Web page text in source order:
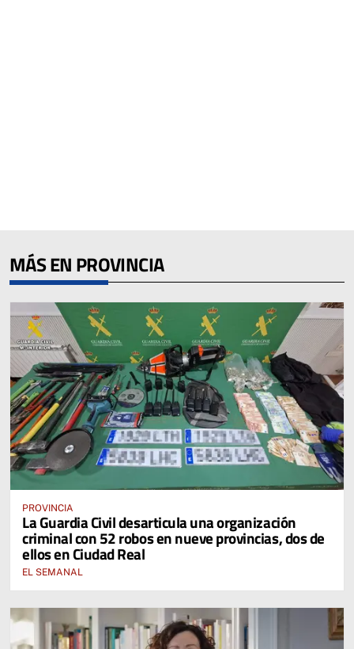
MÁS EN PROVINCIA
PROVINCIA
La Guardia Civil desarticula una organización
criminal con 52 robos en nueve provincias, dos de
ellos en Ciudad Real
EL SEMANAL